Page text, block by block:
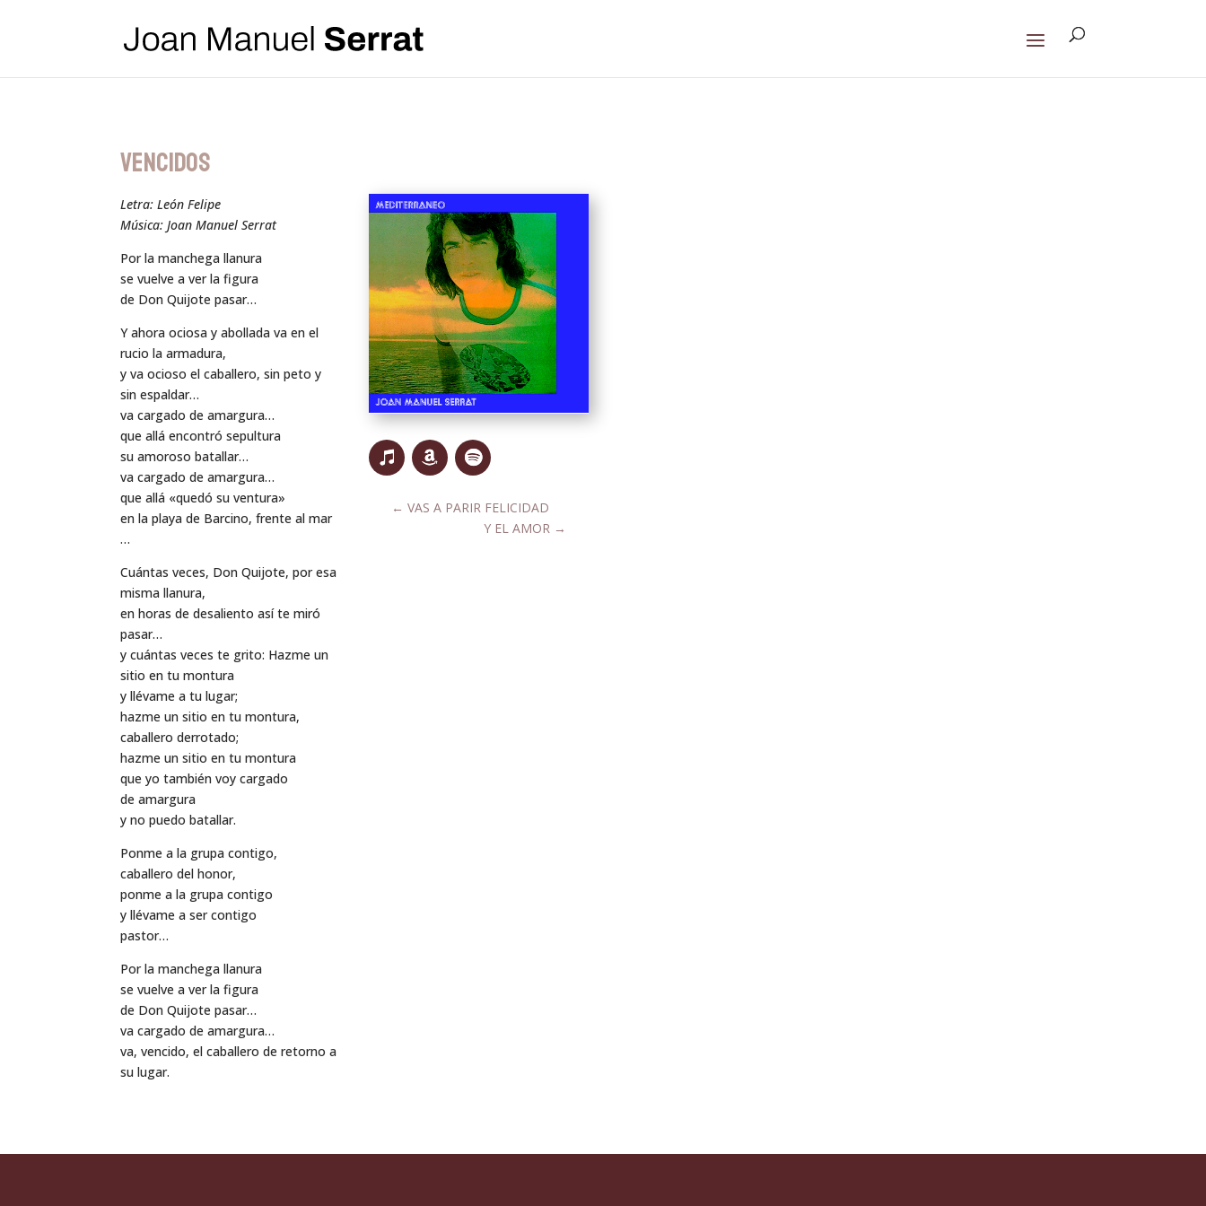
VENCIDOS
Letra: León Felipe
Música: Joan Manuel Serrat
Por la manchega llanura
se vuelve a ver la figura
de Don Quijote pasar…
Y ahora ociosa y abollada va en el
rucio la armadura,
y va ocioso el caballero, sin peto y
sin espaldar…
va cargado de amargura…
que allá encontró sepultura
su amoroso batallar…
va cargado de amargura…
que allá «quedó su ventura»
en la playa de Barcino, frente al mar
…
Cuántas veces, Don Quijote, por esa
misma llanura,
en horas de desaliento así te miró
pasar…
y cuántas veces te grito: Hazme un
sitio en tu montura
y llévame a tu lugar;
hazme un sitio en tu montura,
caballero derrotado;
hazme un sitio en tu montura
que yo también voy cargado
de amargura
y no puedo batallar.
Ponme a la grupa contigo,
caballero del honor,
ponme a la grupa contigo
y llévame a ser contigo
pastor…
Por la manchega llanura
se vuelve a ver la figura
de Don Quijote pasar…
va cargado de amargura…
va, vencido, el caballero de retorno a
su lugar.
← VAS A PARIR FELICIDAD
Y EL AMOR →